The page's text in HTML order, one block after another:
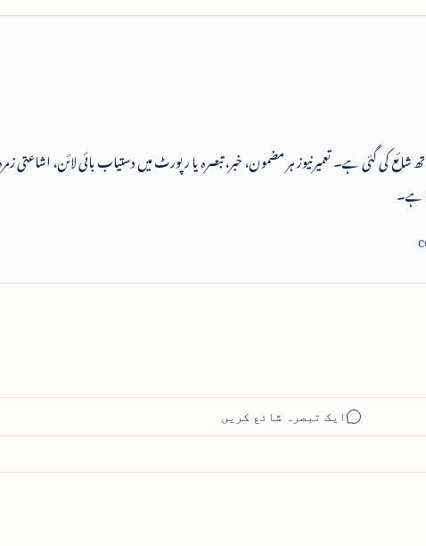
شائع کی گئی ہے۔ تعمیرنیوز ہر مضمون، خبر، تبصرہ یا رپورٹ میں دستیاب بائی لائن، اشاعتی
ہے۔